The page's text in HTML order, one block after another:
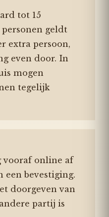
tot 15
personen geldt
extra persoon,
even door. In
mogen
tegelijk
vooraf online af
een bevestiging.
doorgeven van
partij is